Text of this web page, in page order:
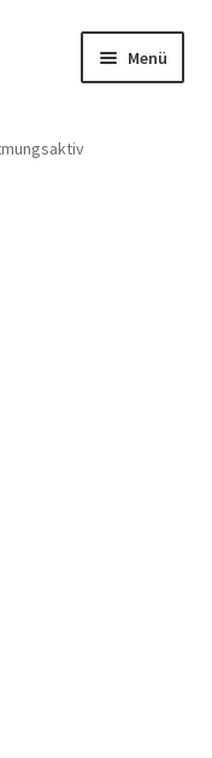
Menü